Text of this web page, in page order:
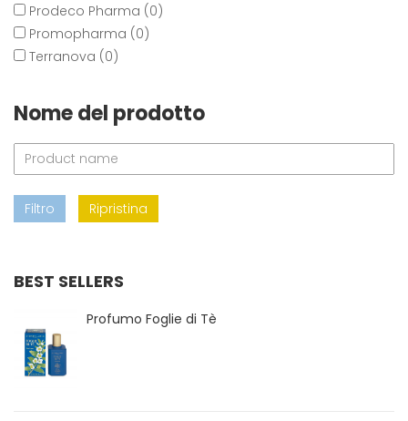
Prodeco Pharma (0)
Promopharma (0)
Terranova (0)
Nome del prodotto
Filtro Ripristina
BEST SELLERS
Profumo Foglie di Tè